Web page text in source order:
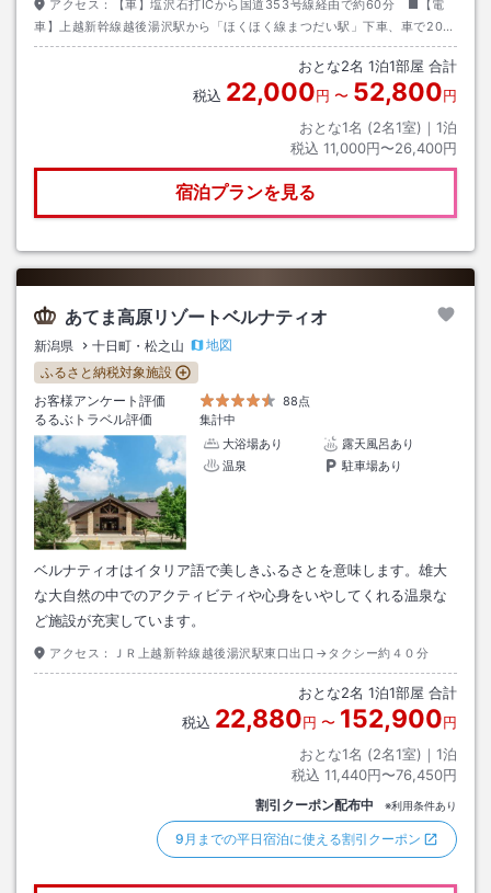
アクセス：
【車】塩沢石打ICから国道353号線経由で約60分 ■【電
車】上越新幹線越後湯沢駅から「ほくほく線まつだい駅」下車、車で20
分 ■【送迎】要事前予約。お迎えはまつだい駅【15：18】発の1便とな
おとな2名 1泊1部屋 合計
税込 22,000円 〜 52,800円
おとな1名 (2名1室)｜ 1泊
税込 11,000円〜26,400円
宿泊プランを見る
あてま高原リゾートベルナティオ
新潟県 十日町・松之山
地図
ふるさと納税対象施設
お客様アンケート評価
88点
るるぶトラベル評価
集計中
大浴場あり
露天風呂あり
温泉
駐車場あり
ベルナティオはイタリア語で美しきふるさとを意味します。雄大
な大自然の中でのアクティビティや心身をいやしてくれる温泉な
ど施設が充実しています。
アクセス： ＪＲ上越新幹線越後湯沢駅東口出口→タクシー約４０分
おとな2名 1泊1部屋 合計
税込 22,880円 〜 152,900円
おとな1名 (2名1室)｜ 1泊
税込 11,440円〜76,450円
割引クーポン配布中 ※利用条件あり
9月までの平日宿泊に使える割引クーポン